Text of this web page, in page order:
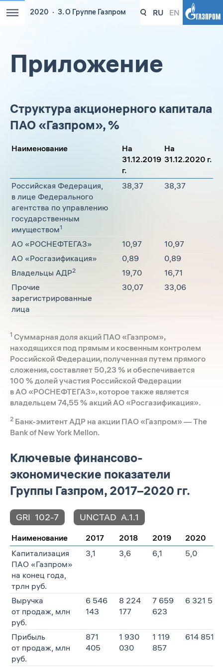
2020 3. О Группе Газпром RU EN
Приложение
Структура акционерного капитала
ПАО «Газпром», %
Наименование
На
31.12.2019
г.
На
31.12.2020 г.
Российская Федерация,
в лице Федерального
агентства по управлению
государственным
имуществом1
38,37 38,37
АО «РОСНЕФТЕГАЗ» 10,97
10,97
АО «Росгазификация»
0,89
0,89
Владельцы АДР2 19,70
16,71
Прочие
зарегистрированные
лица
30,07 33,06
1 Суммарная доля акций ПАО «Газпром»,
находящихся под прямым и косвенным контролем
Российской Федерации, полученная путем прямого
сложения, составляет 50,23 % и обеспечивается
100 % долей участия Российской Федерации
в АО «РОСНЕФТЕГАЗ», которое также является
владельцем 74,55 % акций АО «Росгазификация».
2 Банк-эмитент АДР на акции ПАО «Газпром» — The
Bank of New York Mellon.
Ключевые финансово-
экономические показатели
Группы Газпром, 2017–2020 гг.
GRI 102-7 UNCTAD A.1.1
Наименование 2017 2018 2019
2020
Капитализация
ПАО «Газпром»
на конец года,
трлн руб.
3,1 3,6 6,1 5,0
Выручка
от продаж, млн
руб.
6 546
143
8 224
177
7 659
623
6 321 559
Прибыль
от продаж, млн
руб.
871
405
1 930
030
1 119
857
614 851